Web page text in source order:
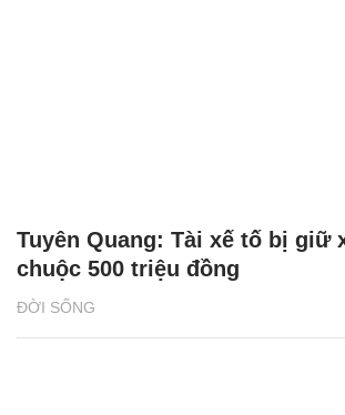
ĐỜI SỐNG
Tuyên Quang: Tài xế tố bị giữ
chuộc 500 triệu đồng